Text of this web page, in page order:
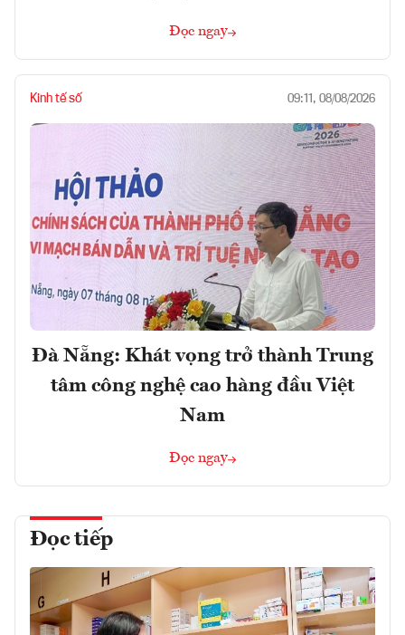
Đọc ngay
Kinh tế số 09:11, 08/08/2026
Đà Nẵng: Khát vọng trở thành Trung
tâm công nghệ cao hàng đầu Việt
Nam
Đọc ngay
Đọc tiếp